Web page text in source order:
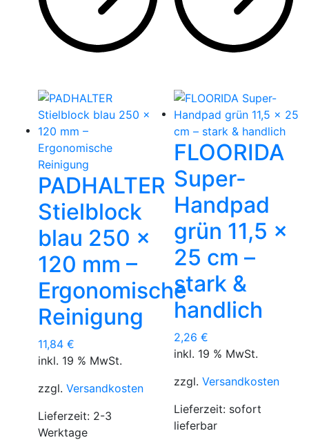
PADHALTER
Stielblock
blau 250 ×
120 mm –
Ergonomische
Reinigung
11,84 €
inkl. 19 % MwSt.
zzgl. Versandkosten
Lieferzeit: 2-3
Werktage
FLOORIDA
Super-
Handpad
grün 11,5 ×
25 cm –
stark &
handlich
2,26 €
inkl. 19 % MwSt.
zzgl. Versandkosten
Lieferzeit: sofort
lieferbar